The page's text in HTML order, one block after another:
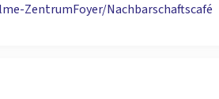
ZentrumFoyer/Nachbarschaftscafé